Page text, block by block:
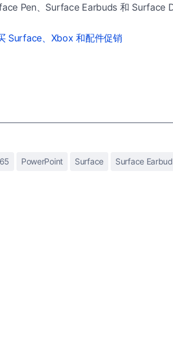
Pen、Surface Earbuds 和 Surface
Surface、Xbox 和配件促销
PowerPoint Surface Surface